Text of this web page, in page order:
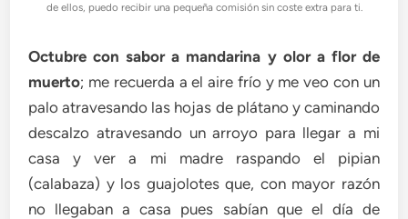
de ellos, puedo recibir una pequeña comisión sin coste extra para ti.
Octubre con sabor a mandarina y olor a flor de
muerto; me recuerda a el aire frío y me veo con un
palo atravesando las hojas de plátano y caminando
descalzo atravesando un arroyo para llegar a mi
casa y ver a mi madre raspando el pipian
(calabaza) y los guajolotes que, con mayor razón
no llegaban a casa pues sabían que el día de